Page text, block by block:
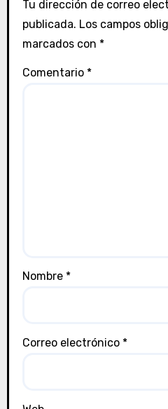
Tu dirección de correo
publicada. Los campos
marcados con *
Comentario *
Nombre *
Correo electrónico *